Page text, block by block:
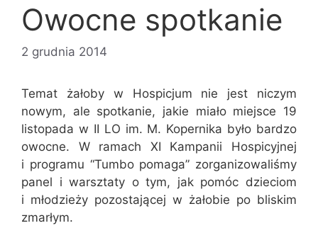
Owocne spotkanie
2 grudnia 2014
Temat żałoby w Hospicjum nie jest niczym
nowym, ale spotkanie, jakie miało miejsce 19
listopada w II LO im. M. Kopernika było bardzo
owocne. W ramach XI Kampanii Hospicyjnej
i programu “Tumbo pomaga” zorganizowaliśmy
panel i warsztaty o tym, jak pomóc dzieciom
i młodzieży pozostającej w żałobie po bliskim
zmarłym.